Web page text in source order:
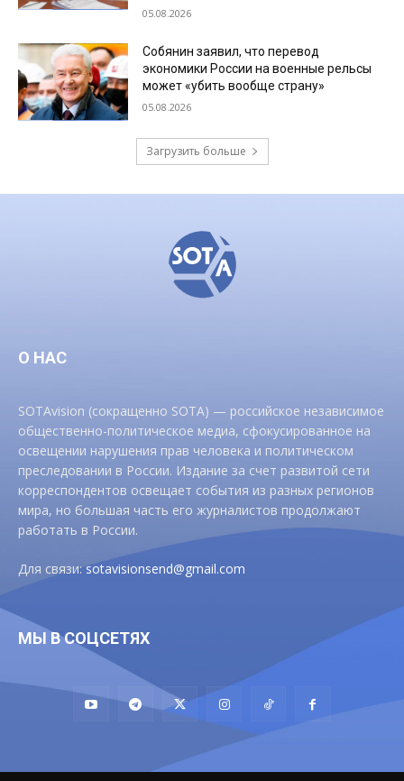
05.08.2026
Собянин заявил, что перевод
экономики России на военные рельсы
может «убить вообще страну»
05.08.2026
Загрузить больше
О НАС
SOTAvision (сокращенно SOTA) — российское независимое
общественно-политическое медиа, сфокусированное на
освещении нарушения прав человека и политическом
преследовании в России. Издание за счет развитой сети
корреспондентов освещает события из разных регионов
мира, но большая часть его журналистов продолжают
работать в России.
Для связи:sotavisionsend@gmail.com
МЫ В СОЦСЕТЯХ